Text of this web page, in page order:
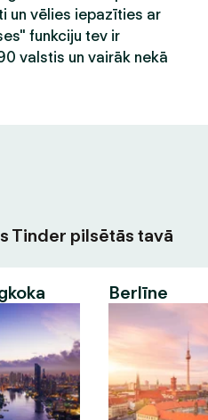
un vēlies iepazīties ar
funkciju tev ir
valstis un vairāk nekā
Tinder pilsētās tavā
Berlīne